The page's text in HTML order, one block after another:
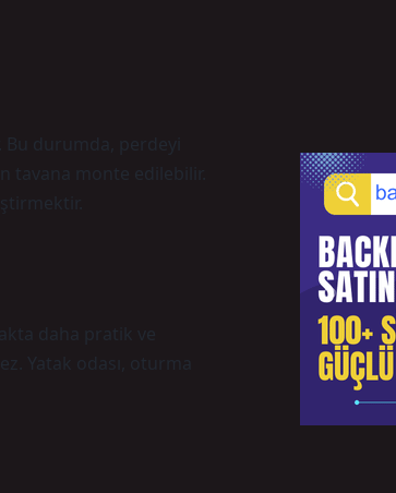
durumda, perdeyi
monte edilebilir.
daha pratik ve
Yatak odası, oturma